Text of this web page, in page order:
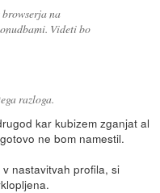
na
Videti bo
razloga.
kar kubizem zganjat al
ne bom namestil.
nastavitvah profila, si